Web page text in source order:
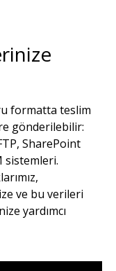
formatta teslim
gönderilebilir:
SharePoint
sistemleri.
ve bu verileri
yardımcı